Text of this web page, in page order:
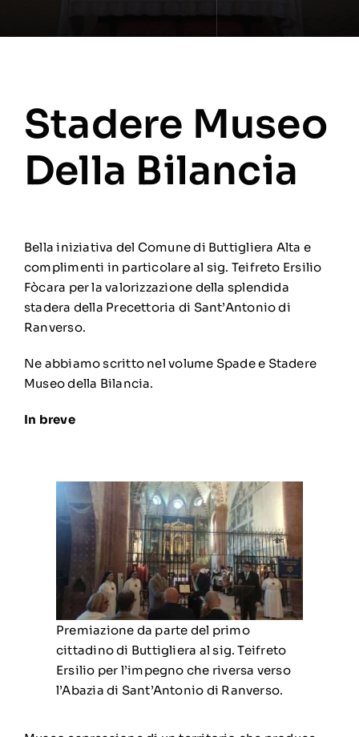
Stadere Museo
Della Bilancia
Bella iniziativa del Comune di Buttigliera Alta e
complimenti in particolare al sig. Teifreto Ersilio
Fòcara per la valorizzazione della splendida
stadera della Precettoria di Sant’Antonio di
Ranverso.
Ne abbiamo scritto nel volume Spade e Stadere
Museo della Bilancia.
In breve
Premiazione da parte del primo
cittadino di Buttigliera al sig. Teifreto
Ersilio per l’impegno che riversa verso
l’Abazia di Sant’Antonio di Ranverso.